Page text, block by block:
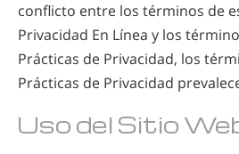
conflicto entre los términos de
Privacidad En Línea y los
Prácticas de Privacidad, los
Prácticas de Privacidad
Uso del Sitio